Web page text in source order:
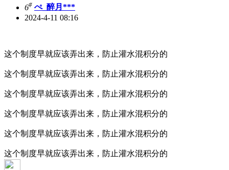
6# ぺ_醉月***
2024-4-11 08:16
这个制度早就应该弄出来，防止灌水混积分的
这个制度早就应该弄出来，防止灌水混积分的
这个制度早就应该弄出来，防止灌水混积分的
这个制度早就应该弄出来，防止灌水混积分的
这个制度早就应该弄出来，防止灌水混积分的
这个制度早就应该弄出来，防止灌水混积分的